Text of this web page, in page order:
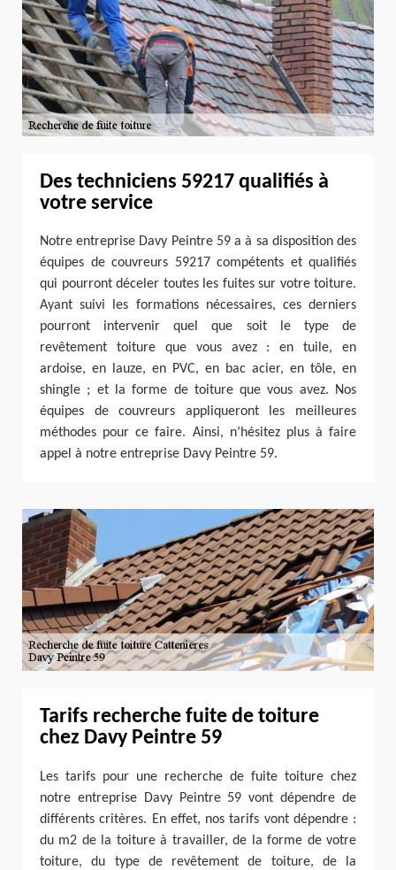
Des techniciens 59217 qualifiés à
votre service
Notre entreprise Davy Peintre 59 a à sa disposition des
équipes de couvreurs 59217 compétents et qualifiés
qui pourront déceler toutes les fuites sur votre toiture.
Ayant suivi les formations nécessaires, ces derniers
pourront intervenir quel que soit le type de
revêtement toiture que vous avez : en tuile, en
ardoise, en lauze, en PVC, en bac acier, en tôle, en
shingle ; et la forme de toiture que vous avez. Nos
équipes de couvreurs appliqueront les meilleures
méthodes pour ce faire. Ainsi, n’hésitez plus à faire
appel à notre entreprise Davy Peintre 59.
Tarifs recherche fuite de toiture
chez Davy Peintre 59
Les tarifs pour une recherche de fuite toiture chez
notre entreprise Davy Peintre 59 vont dépendre de
différents critères. En effet, nos tarifs vont dépendre :
du m2 de la toiture à travailler, de la forme de votre
toiture, du type de revêtement de toiture, de la